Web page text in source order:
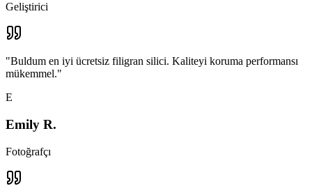
Geliştirici
"Buldum en iyi ücretsiz filigran silici. Kaliteyi koruma performansı
mükemmel."
E
Emily R.
Fotoğrafçı